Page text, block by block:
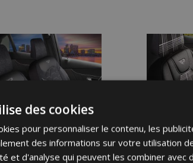
liste
d'achats
des cookies
pour personnaliser le contenu, les
des informations sur votre utilisation
et d'analyse qui peuvent les combiner avec